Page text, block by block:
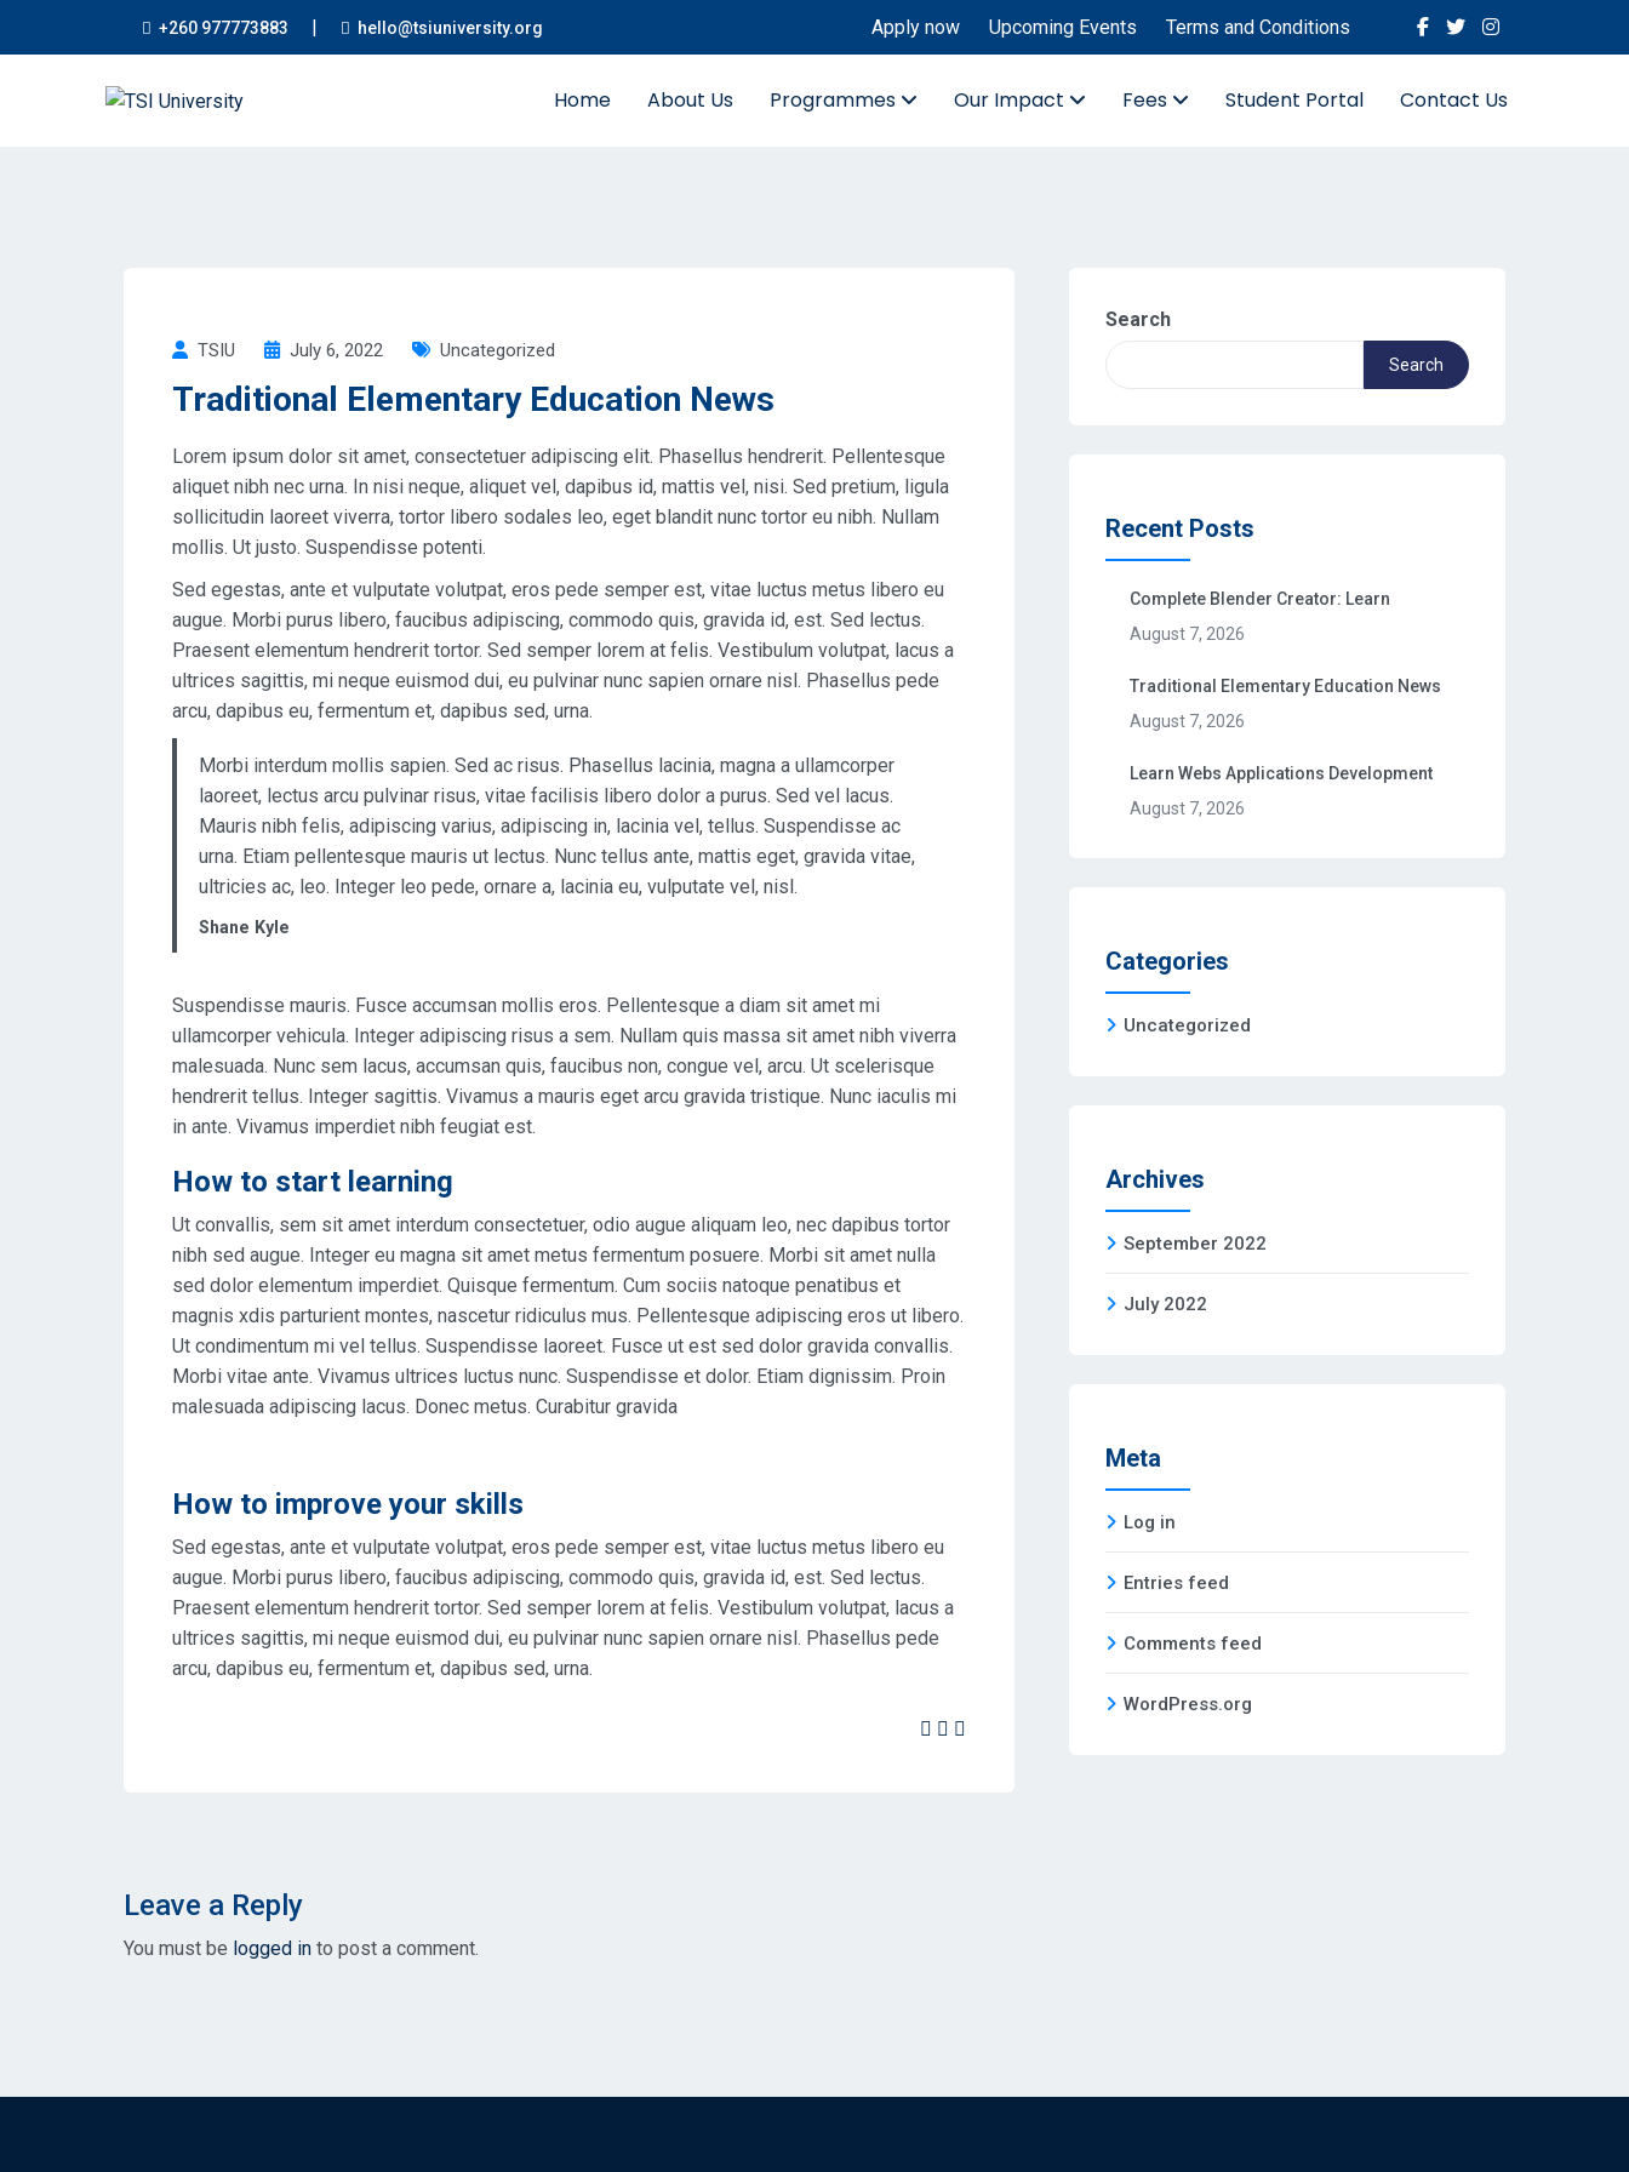
+260 977773883 | hello@tsiuniversity.org Apply now Upcoming Events Terms and Conditions
Home About Us Programmes Our Impact Fees Student Portal Contact Us
TSIU July 6, 2022 Uncategorized
Traditional Elementary Education News
Lorem ipsum dolor sit amet, consectetuer adipiscing elit. Phasellus hendrerit. Pellentesque
aliquet nibh nec urna. In nisi neque, aliquet vel, dapibus id, mattis vel, nisi. Sed pretium, ligula
sollicitudin laoreet viverra, tortor libero sodales leo, eget blandit nunc tortor eu nibh. Nullam
mollis. Ut justo. Suspendisse potenti.
Sed egestas, ante et vulputate volutpat, eros pede semper est, vitae luctus metus libero eu
augue. Morbi purus libero, faucibus adipiscing, commodo quis, gravida id, est. Sed lectus.
Praesent elementum hendrerit tortor. Sed semper lorem at felis. Vestibulum volutpat, lacus a
ultrices sagittis, mi neque euismod dui, eu pulvinar nunc sapien ornare nisl. Phasellus pede
arcu, dapibus eu, fermentum et, dapibus sed, urna.
Morbi interdum mollis sapien. Sed ac risus. Phasellus lacinia, magna a ullamcorper
laoreet, lectus arcu pulvinar risus, vitae facilisis libero dolor a purus. Sed vel lacus.
Mauris nibh felis, adipiscing varius, adipiscing in, lacinia vel, tellus. Suspendisse ac
urna. Etiam pellentesque mauris ut lectus. Nunc tellus ante, mattis eget, gravida vitae,
ultricies ac, leo. Integer leo pede, ornare a, lacinia eu, vulputate vel, nisl.
Shane Kyle
Suspendisse mauris. Fusce accumsan mollis eros. Pellentesque a diam sit amet mi
ullamcorper vehicula. Integer adipiscing risus a sem. Nullam quis massa sit amet nibh viverra
malesuada. Nunc sem lacus, accumsan quis, faucibus non, congue vel, arcu. Ut scelerisque
hendrerit tellus. Integer sagittis. Vivamus a mauris eget arcu gravida tristique. Nunc iaculis mi
in ante. Vivamus imperdiet nibh feugiat est.
How to start learning
Ut convallis, sem sit amet interdum consectetuer, odio augue aliquam leo, nec dapibus tortor
nibh sed augue. Integer eu magna sit amet metus fermentum posuere. Morbi sit amet nulla
sed dolor elementum imperdiet. Quisque fermentum. Cum sociis natoque penatibus et
magnis xdis parturient montes, nascetur ridiculus mus. Pellentesque adipiscing eros ut libero.
Ut condimentum mi vel tellus. Suspendisse laoreet. Fusce ut est sed dolor gravida convallis.
Morbi vitae ante. Vivamus ultrices luctus nunc. Suspendisse et dolor. Etiam dignissim. Proin
malesuada adipiscing lacus. Donec metus. Curabitur gravida
How to improve your skills
Sed egestas, ante et vulputate volutpat, eros pede semper est, vitae luctus metus libero eu
augue. Morbi purus libero, faucibus adipiscing, commodo quis, gravida id, est. Sed lectus.
Praesent elementum hendrerit tortor. Sed semper lorem at felis. Vestibulum volutpat, lacus a
ultrices sagittis, mi neque euismod dui, eu pulvinar nunc sapien ornare nisl. Phasellus pede
arcu, dapibus eu, fermentum et, dapibus sed, urna.
Leave a Reply
You must be logged in to post a comment.
Search
Search
Recent Posts
Complete Blender Creator: Learn
August 7, 2026
Traditional Elementary Education News
August 7, 2026
Learn Webs Applications Development
August 7, 2026
Categories
Uncategorized
Archives
September 2022
July 2022
Meta
Log in
Entries feed
Comments feed
WordPress.org